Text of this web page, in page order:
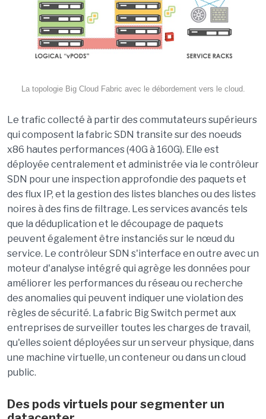
La topologie Big Cloud Fabric avec le débordement vers le cloud.
Le trafic collecté à partir des commutateurs supérieurs
qui composent la fabric SDN transite sur des noeuds
x86 hautes performances (40G à 160G). Elle est
déployée centralement et administrée via le contrôleur
SDN pour une inspection approfondie des paquets et
des flux IP, et la gestion des listes blanches ou des listes
noires à des fins de filtrage. Les services avancés tels
que la déduplication et le découpage de paquets
peuvent également être instanciés sur le nœud du
service. Le contrôleur SDN s'interface en outre avec un
moteur d'analyse intégré qui agrège les données pour
améliorer les performances du réseau ou recherche
des anomalies qui peuvent indiquer une violation des
règles de sécurité. La fabric Big Switch permet aux
entreprises de surveiller toutes les charges de travail,
qu'elles soient déployées sur un serveur physique, dans
une machine virtuelle, un conteneur ou dans un cloud
public.
Des pods virtuels pour segmenter un